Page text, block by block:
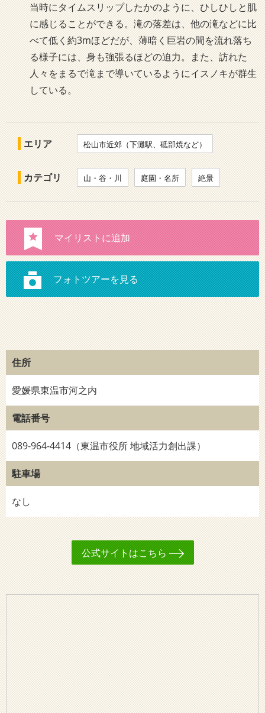
当時にタイムスリップしたかのように、ひしひしと肌
に感じることができる。滝の落差は、他の滝などに比
べて低く約3mほどだが、薄暗く巨岩の間を流れ落ち
る様子には、身も強張るほどの迫力。また、訪れた
人々をまるで滝まで導いているようにイスノキが群生
している。
エリア 松山市近郊（下灘駅、砥部焼など）
カテゴリ 山・谷・川 庭園・名所 絶景
住所
愛媛県東温市河之内
電話番号
089-964-4414（東温市役所 地域活力創出課）
駐車場
なし
公式サイトはこちら